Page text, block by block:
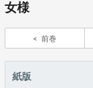
女様
前巻
紙版